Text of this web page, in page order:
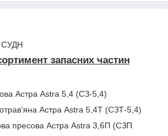
СУДН
запасних частин
Астра Astra 5,4 (СЗ-5,4)
Астра Astra 5,4Т (СЗТ-5,4)
пресова Астра Astra 3,6П (СЗП